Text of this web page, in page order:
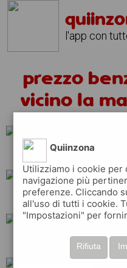
l'app con
prezzo
vicino la
q8
Quiinzona
Utilizziamo i cookie
navigazione più
preferenze. Cliccando
all'uso di tutti i cookie.
"Impostazioni" per
Rifiuta